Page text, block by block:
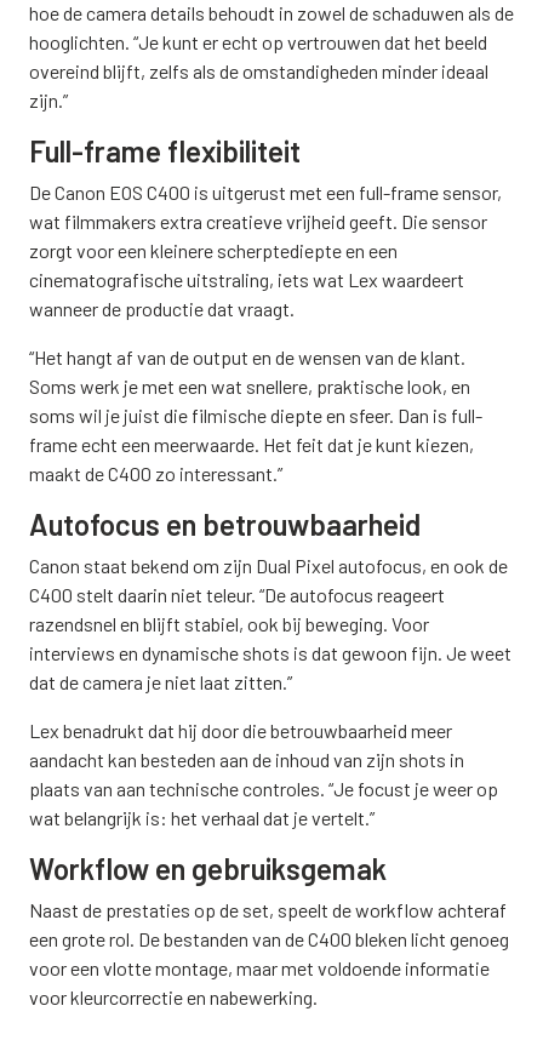
hoe de camera details behoudt in zowel de schaduwen als de
hooglichten. “Je kunt er echt op vertrouwen dat het beeld
overeind blijft, zelfs als de omstandigheden minder ideaal
zijn.”
Full-frame flexibiliteit
De Canon EOS C400 is uitgerust met een full-frame sensor,
wat filmmakers extra creatieve vrijheid geeft. Die sensor
zorgt voor een kleinere scherptediepte en een
cinematografische uitstraling, iets wat Lex waardeert
wanneer de productie dat vraagt.
“Het hangt af van de output en de wensen van de klant.
Soms werk je met een wat snellere, praktische look, en
soms wil je juist die filmische diepte en sfeer. Dan is full-
frame echt een meerwaarde. Het feit dat je kunt kiezen,
maakt de C400 zo interessant.”
Autofocus en betrouwbaarheid
Canon staat bekend om zijn Dual Pixel autofocus, en ook de
C400 stelt daarin niet teleur. “De autofocus reageert
razendsnel en blijft stabiel, ook bij beweging. Voor
interviews en dynamische shots is dat gewoon fijn. Je weet
dat de camera je niet laat zitten.”
Lex benadrukt dat hij door die betrouwbaarheid meer
aandacht kan besteden aan de inhoud van zijn shots in
plaats van aan technische controles. “Je focust je weer op
wat belangrijk is: het verhaal dat je vertelt.”
Workflow en gebruiksgemak
Naast de prestaties op de set, speelt de workflow achteraf
een grote rol. De bestanden van de C400 bleken licht genoeg
voor een vlotte montage, maar met voldoende informatie
voor kleurcorrectie en nabewerking.